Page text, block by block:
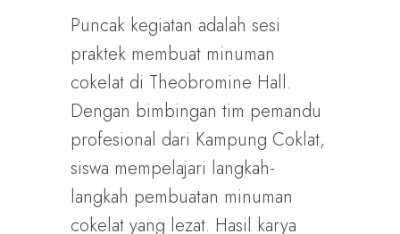
Puncak kegiatan adalah sesi
praktek membuat minuman
cokelat di Theobromine Hall.
Dengan bimbingan tim pemandu
profesional dari Kampung Coklat,
siswa mempelajari langkah-
langkah pembuatan minuman
cokelat yang lezat. Hasil karya